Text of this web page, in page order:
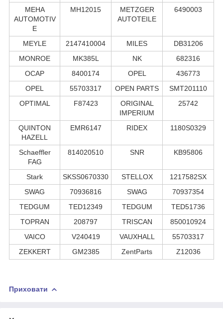
MEHA
AUTOMOTIV
E
MH12015
METZGER
AUTOTEILE
6490003
MEYLE 2147410004 MILES
DB31206
MONROE
MK385L NK
682316
OCAP
8400174 OPEL
436773
OPEL
55703317 OPEN PARTS
SMT201110
OPTIMAL
F87423
ORIGINAL
IMPERIUM
25742
QUINTON
HAZELL
EMR6147 RIDEX 1180S0329
Schaeffler
FAG
814020510 SNR KB95806
Stark SKSS0670330 STELLOX
1217582SX
SWAG
70936816 SWAG
70937354
TEDGUM
TED12349 TEDGUM
TED51736
TOPRAN
208797 TRISCAN
850010924
VAICO
V240419 VAUXHALL
55703317
ZEKKERT
GM2385 ZentParts Z12036
Приховати